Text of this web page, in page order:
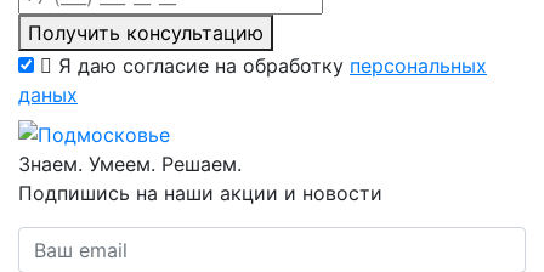
Получить консультацию
Я даю согласие на обработку персональных
даных
Знаем. Умеем. Решаем.
Подпишись на наши акции и новости